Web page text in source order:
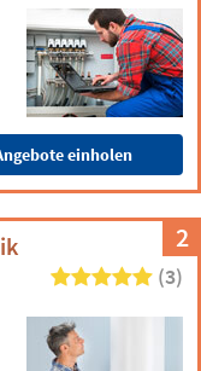
einholen
2
(3)